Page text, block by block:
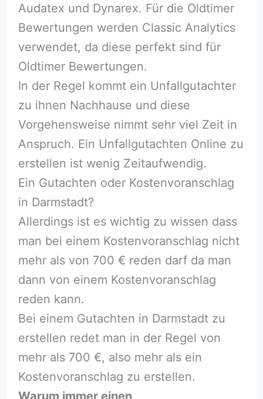
Audatex und Dynarex. Für die Oldtimer
Bewertungen werden Classic Analytics
verwendet, da diese perfekt sind für
Oldtimer Bewertungen.
In der Regel kommt ein Unfallgutachter
zu ihnen Nachhause und diese
Vorgehensweise nimmt sehr viel Zeit in
Anspruch. Ein Unfallgutachten Online zu
erstellen ist wenig Zeitaufwendig.
Ein Gutachten oder Kostenvoranschlag
in Darmstadt?
Allerdings ist es wichtig zu wissen dass
man bei einem Kostenvoranschlag nicht
mehr als von 700 € reden darf da man
dann von einem Kostenvoranschlag
reden kann.
Bei einem Gutachten in Darmstadt zu
erstellen redet man in der Regel von
mehr als 700 €, also mehr als ein
Kostenvoranschlag zu erstellen.
Warum immer einen